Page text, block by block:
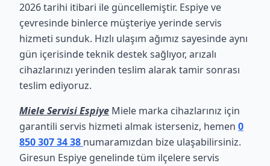
2026 tarihi itibari ile güncellemiştir. Espiye ve
çevresinde binlerce müşteriye yerinde servis
hizmeti sunduk. Hızlı ulaşım ağımız sayesinde aynı
gün içerisinde teknik destek sağlıyor, arızalı
cihazlarınızı yerinden teslim alarak tamir sonrası
teslim ediyoruz.
Miele Servisi Espiye Miele marka cihazlarınız için
garantili servis hizmeti almak isterseniz, hemen 0
850 307 34 38 numaramızdan bize ulaşabilirsiniz.
Giresun Espiye genelinde tüm ilçelere servis